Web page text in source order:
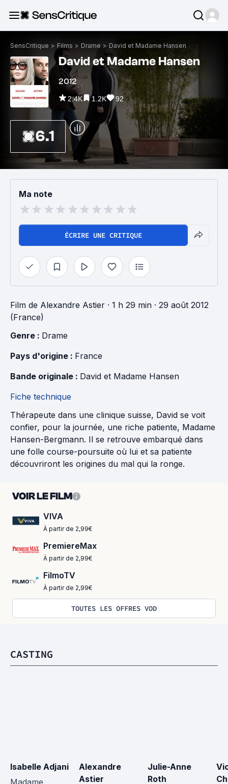
SensCritique > Films > Drame > David et Madame Hansen
David et Madame Hansen
2012
2.4K 1.2K 92
6.1
Ma note
ÉCRIRE UNE CRITIQUE
Film de Alexandre Astier · 1 h 29 min · 29 août 2012
(France)
Genre : Drame
Pays d'origine : France
Bande originale : David et Madame Hansen
Fiche technique
Thérapeute dans une clinique suisse, David se voit
confier, pour la journée, une riche patiente, Madame
Hansen-Bergmann. Il se retrouve embarqué dans
une folle course-poursuite où lui et sa patiente
découvriront les origines du mal qui la ronge.
VOIR LE FILM
VIVA
À partir de 2,99€
PremiereMax
À partir de 2,99€
FilmoTV
À partir de 2,99€
TOUTES LES OFFRES VOD
CASTING
Isabelle Adjani
Madame
Alexandre
Astier
Julie-Anne
Roth